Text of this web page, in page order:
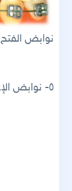
نوابض الفتح
٥- نوابض الإغلاق ( لإغلاق مسافة موجودة أو محدثة ) .